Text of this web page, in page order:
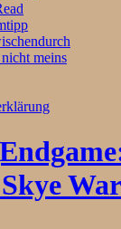
meins